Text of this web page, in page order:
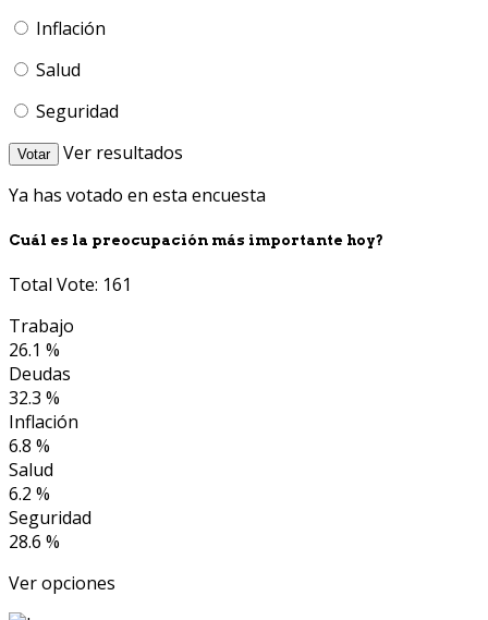
Inflación
Salud
Seguridad
Votar
Ver resultados
Ya has votado en esta encuesta
Cuál es la preocupación más importante hoy?
Total Vote: 161
Trabajo
26.1 %
Deudas
32.3 %
Inflación
6.8 %
Salud
6.2 %
Seguridad
28.6 %
Ver opciones